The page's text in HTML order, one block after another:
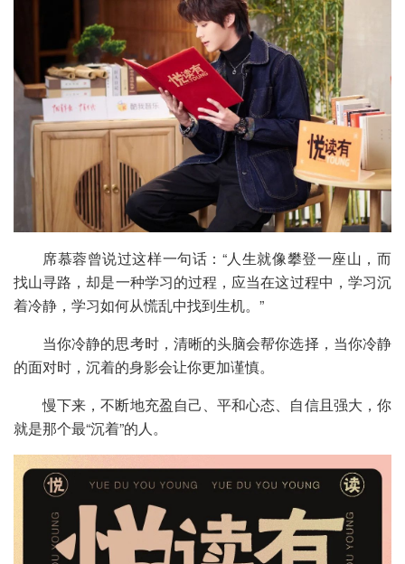
席慕蓉曾说过这样一句话：“人生就像攀登一座山，而
找山寻路，却是一种学习的过程，应当在这过程中，学习沉
着冷静，学习如何从慌乱中找到生机。”
当你冷静的思考时，清晰的头脑会帮你选择，当你冷静
的面对时，沉着的身影会让你更加谨慎。
慢下来，不断地充盈自己、平和心态、自信且强大，你
就是那个最“沉着”的人。